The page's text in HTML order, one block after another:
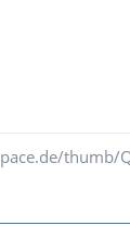
thumb/